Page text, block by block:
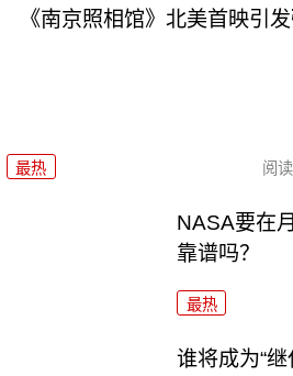
《南京照相馆》北美首映引
最热 阅读
NASA要在
靠谱吗？
最热
谁将成为“